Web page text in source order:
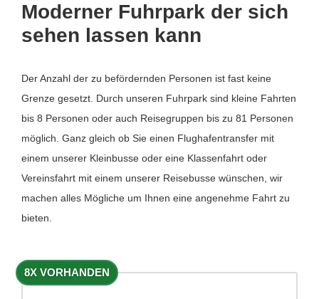
Moderner Fuhrpark der sich
sehen lassen kann
Der Anzahl der zu befördernden Personen ist fast keine
Grenze gesetzt. Durch unseren Fuhrpark sind kleine Fahrten
bis 8 Personen oder auch Reisegruppen bis zu 81 Personen
möglich. Ganz gleich ob Sie einen Flughafentransfer mit
einem unserer Kleinbusse oder eine Klassenfahrt oder
Vereinsfahrt mit einem unserer Reisebusse wünschen, wir
machen alles Mögliche um Ihnen eine angenehme Fahrt zu
bieten.
8X VORHANDEN